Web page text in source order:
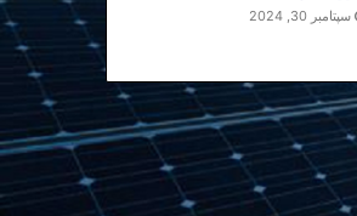
سپتامبر 30, 2024